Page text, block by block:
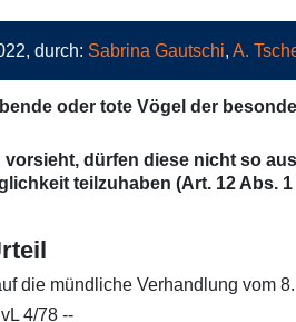
durch: Sabrina Gautschi, A.
oder tote Vögel der
dürfen diese nicht so
teilzuhaben (Art. 12 Abs. 1
die mündliche Verhandlung vom
4/78 --